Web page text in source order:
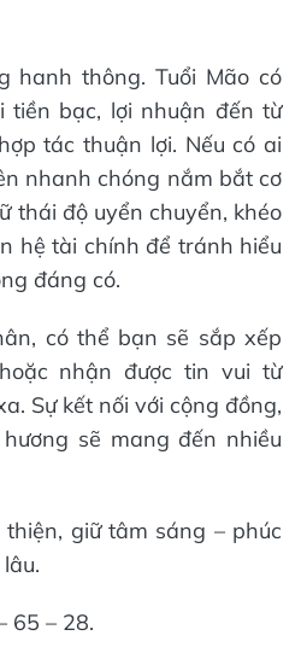
hanh thông. Tuổi Mão có
tiền bạc, lợi nhuận đến từ
tác thuận lợi. Nếu có ai
nhanh chóng nắm bắt cơ
thái độ uyển chuyển, khéo
hệ tài chính để tránh hiểu
đáng có.
có thể bạn sẽ sắp xếp
nhận được tin vui từ
Sự kết nối với cộng đồng,
sẽ mang đến nhiều
thiện, giữ tâm sáng – phúc
65 – 28.